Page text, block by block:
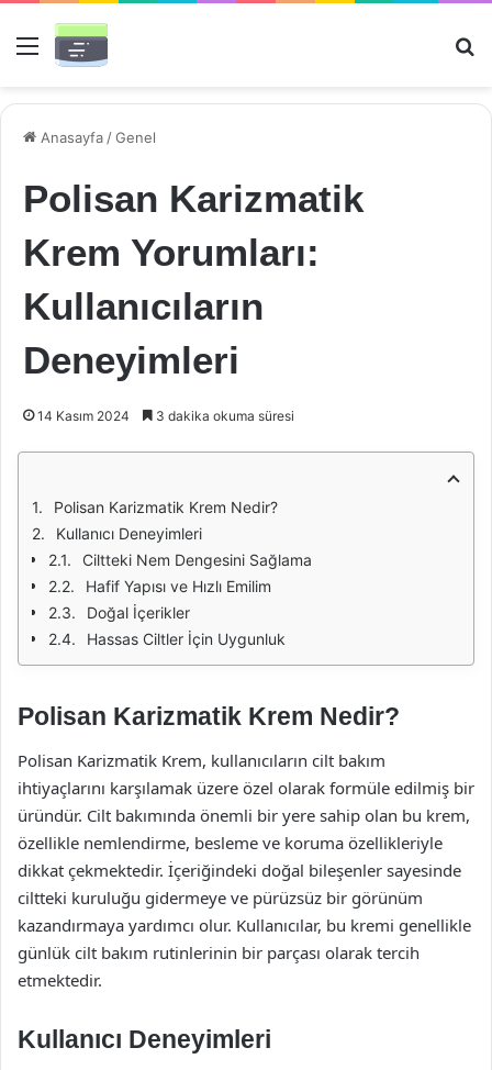
Menü
Anasayfa /Genel
Polisan Karizmatik
Krem Yorumları:
Kullanıcıların
Deneyimleri
14 Kasım 2024 3 dakika okuma süresi
Polisan Karizmatik Krem Nedir?
Kullanıcı Deneyimleri
Ciltteki Nem Dengesini Sağlama
Hafif Yapısı ve Hızlı Emilim
Doğal İçerikler
Hassas Ciltler İçin Uygunluk
Polisan Karizmatik Krem Nedir?
Polisan Karizmatik Krem, kullanıcıların cilt bakım
ihtiyaçlarını karşılamak üzere özel olarak formüle edilmiş bir
üründür. Cilt bakımında önemli bir yere sahip olan bu krem,
özellikle nemlendirme, besleme ve koruma özellikleriyle
dikkat çekmektedir. İçeriğindeki doğal bileşenler sayesinde
ciltteki kuruluğu gidermeye ve pürüzsüz bir görünüm
kazandırmaya yardımcı olur. Kullanıcılar, bu kremi genellikle
günlük cilt bakım rutinlerinin bir parçası olarak tercih
etmektedir.
Kullanıcı Deneyimleri